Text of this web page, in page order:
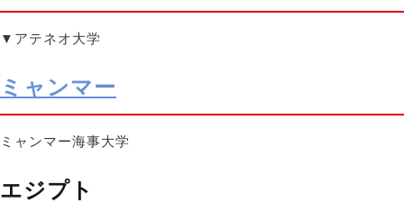
▼アテネオ大学
ミャンマー
ミャンマー海事大学
エジプト